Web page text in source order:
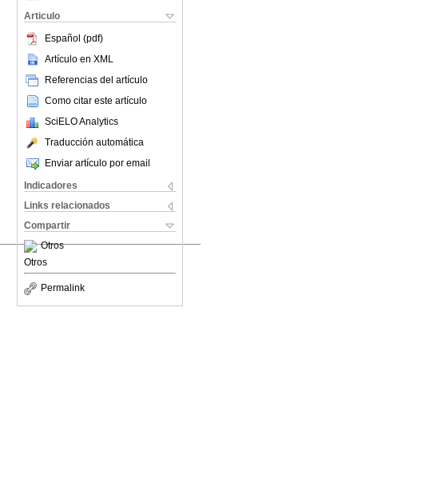
Articulo
Español (pdf)
Artículo en XML
Referencias del artículo
Como citar este artículo
SciELO Analytics
Traducción automática
Enviar artículo por email
Indicadores
Links relacionados
Compartir
Otros
Otros
Permalink